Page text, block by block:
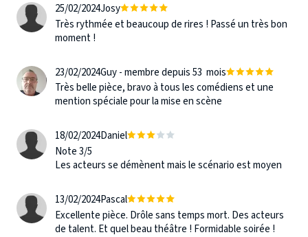
Salle des Congrès Atlantia
- 44500 LA BAULE ESCOUBLAC
25/02/2024Josy
Très rythmée et beaucoup de rires ! Passé un très bon
moment !
23/02/2024Guy - membre depuis 53 mois
Très belle pièce, bravo à tous les comédiens et une
mention spéciale pour la mise en scène
18/02/2024Daniel
Note 3/5
Les acteurs se démènent mais le scénario est moyen
13/02/2024Pascal
Excellente pièce. Drôle sans temps mort. Des acteurs
de talent. Et quel beau théâtre ! Formidable soirée !